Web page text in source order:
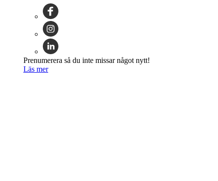
Prenumerera så du inte missar något nytt!
Läs mer